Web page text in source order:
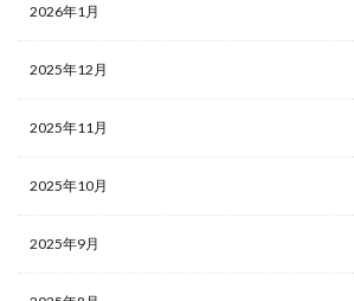
2026年1月
2025年12月
2025年11月
2025年10月
2025年9月